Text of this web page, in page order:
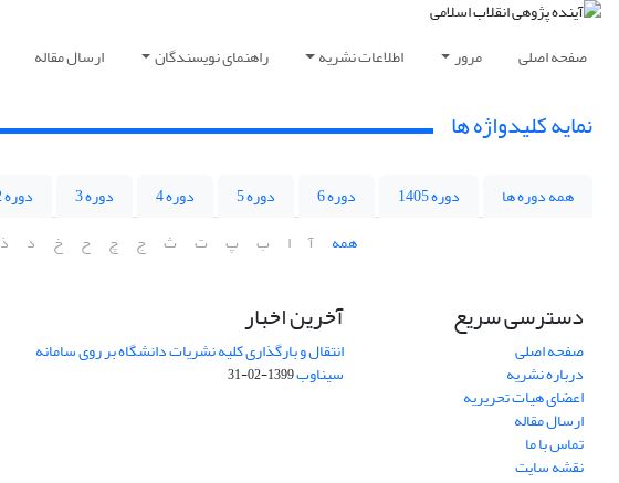
صفحه اصلی مرور اطلاعات نشریه راهنمای نویسندگان ارسال مقاله
نمایه کلیدواژه ها
همه دوره ها دوره 1405 دوره 6 دوره 5 دوره 4 دوره 3 دوره 2
همه
آ ا ب پ ت ث ج چ ح خ د ذ
دسترسی سریع
صفحه اصلی
درباره نشریه
اعضای هیات تحریریه
ارسال مقاله
تماس با ما
نقشه سایت
آخرین اخبار
انتقال و بارگذاری کلیه نشریات دانشگاه بر روی سامانه
سیناوب1399-02-31